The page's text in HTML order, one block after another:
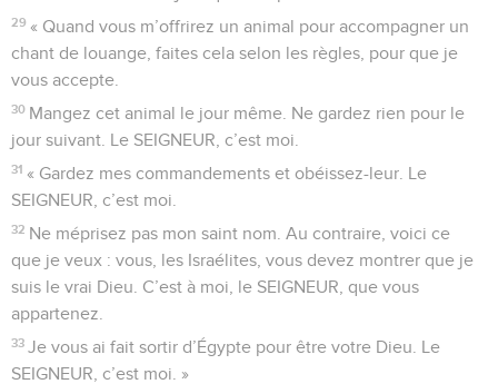
29 « Quand vous m’offrirez un animal pour accompagner un
chant de louange, faites cela selon les règles, pour que je
vous accepte.
30 Mangez cet animal le jour même. Ne gardez rien pour le
jour suivant. Le SEIGNEUR, c’est moi.
31 « Gardez mes commandements et obéissez-leur. Le
SEIGNEUR, c’est moi.
32 Ne méprisez pas mon saint nom. Au contraire, voici ce
que je veux : vous, les Israélites, vous devez montrer que je
suis le vrai Dieu. C’est à moi, le SEIGNEUR, que vous
appartenez.
33 Je vous ai fait sortir d’Égypte pour être votre Dieu. Le
SEIGNEUR, c’est moi. »